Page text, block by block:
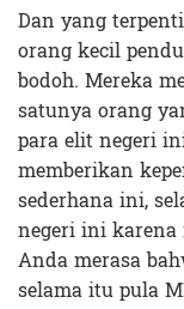
Dan yang
orang kecil
bodoh. Mereka
satunya orang
para elit negeri
memberikan
sederhana ini,
negeri ini karena
Anda merasa
selama itu pula